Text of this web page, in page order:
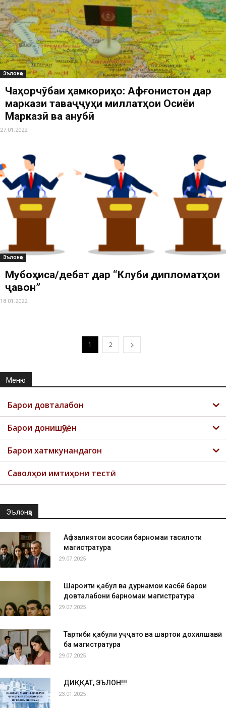
Эълонҳо
Чаҳорчӯбаи ҳамкориҳо: Афғонистон дар
маркази таваҷҷуҳи миллатҳои Осиёи
Марказӣ ва Ҷанубӣ
27.01.2022
Эълонҳо
Мубоҳиса/дебат дар “Клуби дипломатҳои
ҷавон”
18.01.2022
1 2
Меню
Барои довталабон
Барои донишҷӯён
Барои хатмкунандагон
Саволҳои имтиҳони тестӣ
Эълонҳо
Афзалиятҳои асосии барномаи таҳсилоти
магистратура
29.07.2025
Шароити қабул ва дурнамои касбӣ барои
довталабони барномаи магистратура
29.07.2025
Тартиби қабули ҳуҷҷатҳо ва шартҳои дохилшавӣ
ба магистратура
29.07.2025
ДИҚҚАТ, ЭЪЛОН!!!
23.01.2025